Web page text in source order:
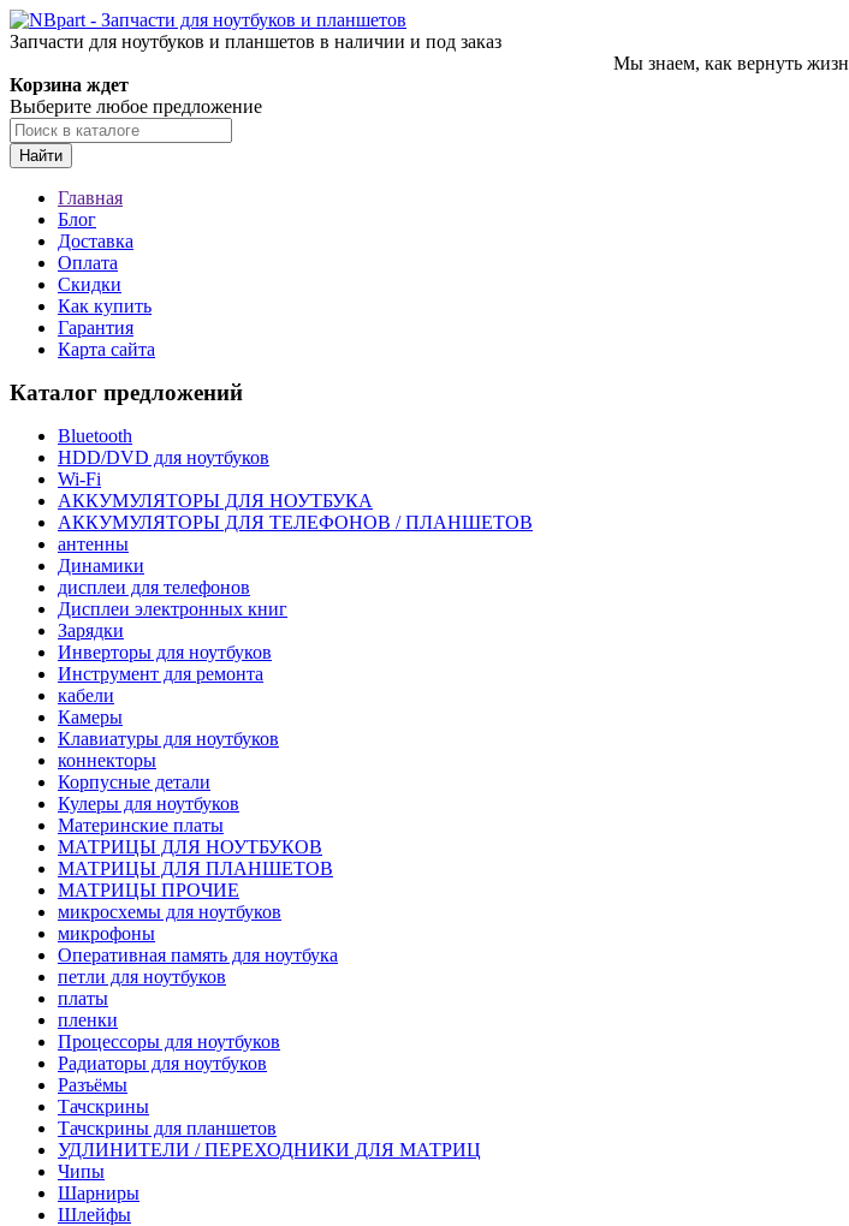
Запчасти для ноутбуков и планшетов в наличии и под заказ
Мы знаем, как вернуть
Корзина ждет
Выберите любое предложение
Найти
Главная
Блог
Доставка
Оплата
Скидки
Как купить
Гарантия
Карта сайта
Каталог предложений
Bluetooth
HDD/DVD для ноутбуков
Wi-Fi
АККУМУЛЯТОРЫ ДЛЯ НОУТБУКА
АККУМУЛЯТОРЫ ДЛЯ ТЕЛЕФОНОВ / ПЛАНШЕТОВ
антенны
Динамики
дисплеи для телефонов
Дисплеи электронных книг
Зарядки
Инверторы для ноутбуков
Инструмент для ремонта
кабели
Камеры
Клавиатуры для ноутбуков
коннекторы
Корпусные детали
Кулеры для ноутбуков
Материнские платы
МАТРИЦЫ ДЛЯ НОУТБУКОВ
МАТРИЦЫ ДЛЯ ПЛАНШЕТОВ
МАТРИЦЫ ПРОЧИЕ
микросхемы для ноутбуков
микрофоны
Оперативная память для ноутбука
петли для ноутбуков
платы
пленки
Процессоры для ноутбуков
Радиаторы для ноутбуков
Разъёмы
Тачскрины
Тачскрины для планшетов
УДЛИНИТЕЛИ / ПЕРЕХОДНИКИ ДЛЯ МАТРИЦ
Чипы
Шарниры
Шлейфы